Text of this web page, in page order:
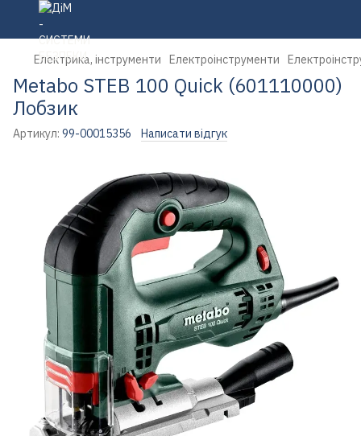
Електрика, інструменти Електроінструменти
Metabo STEB 100 Quick (601110000)
Лобзик
Артикул: 99-00015356 Написати відгук